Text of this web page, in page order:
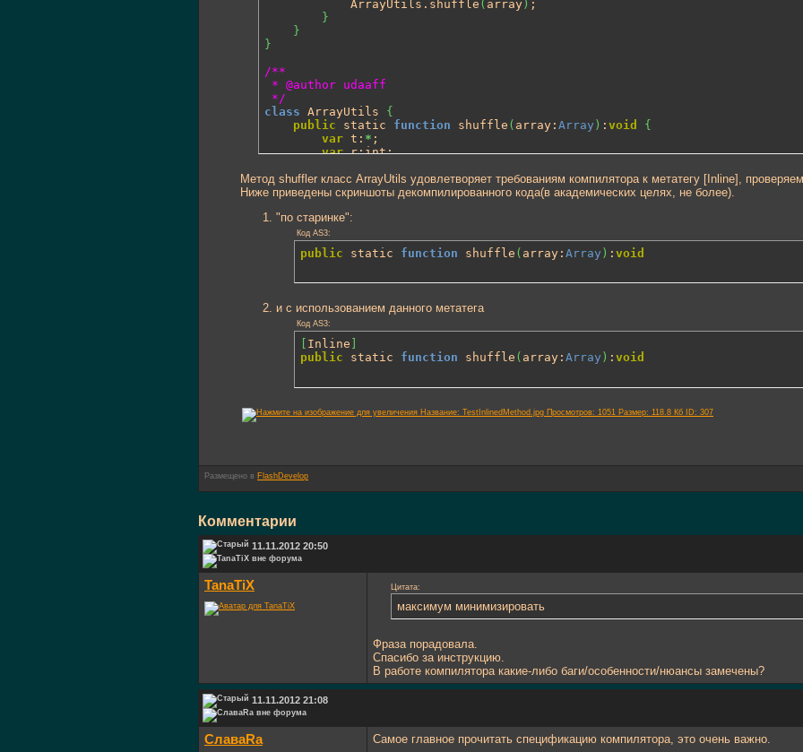
			ArrayUtils.shuffle
( array ) ;
}
}
}
/**
* @author udaaff
*/
class ArrayUtils {
public static function shuffle ( array: Array ) : void
{
var t: * ;
var r:int;
while (i)
{
			t = array
			array
] = t;
}
Метод shuffler класс ArrayUtils удовлетворяет требованиям компилятора к метатегу [Inline],
Ниже приведены скриншоты декомпилированного кода(в академических целях, не более).
"по старинке":
Код AS3:
public static function shuffle ( array: Array ) : void
и с использованием данного метатега
Код AS3:
Inline
public static function shuffle ( array: Array ) : void
Размещено в FlashDevelop
Комментарии
11.11.2012 20:50
TanaTiX Цитата:
максимум минимизировать
Фраза порадовала.
Спасибо за инструкцию.
В работе компилятора какие-либо баги/особенности/нюансы замечены?
11.11.2012 21:08
СлаваRa
Самое главное прочитать спецификацию компилятора, это очень важно.